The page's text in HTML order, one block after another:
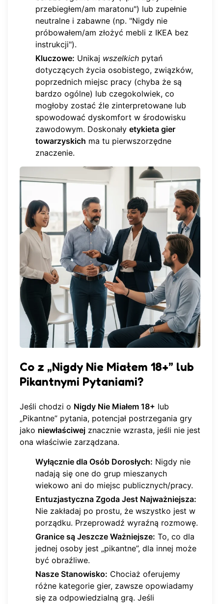
przebiegłem/am maratonu") lub zupełnie
neutralne i zabawne (np. "Nigdy nie
próbowałem/am złożyć mebli z IKEA bez
instrukcji").
Kluczowe: Unikaj wszelkich pytań
dotyczących życia osobistego, związków,
poprzednich miejsc pracy (chyba że są
bardzo ogólne) lub czegokolwiek, co
mogłoby zostać źle zinterpretowane lub
spowodować dyskomfort w środowisku
zawodowym. Doskonały etykieta gier
towarzyskich ma tu pierwszorzędne
znaczenie.
Co z „Nigdy Nie Miałem 18+” lub
Pikantnymi Pytaniami?
Jeśli chodzi o Nigdy Nie Miałem 18+ lub
„Pikantne” pytania, potencjał postrzegania gry
jako niewłaściwej znacznie wzrasta, jeśli nie jest
ona właściwie zarządzana.
Wyłącznie dla Osób Dorosłych: Nigdy nie
nadają się one do grup mieszanych
wiekowo ani do miejsc publicznych/pracy.
Entuzjastyczna Zgoda Jest Najważniejsza:
Nie zakładaj po prostu, że wszystko jest w
porządku. Przeprowadź wyraźną rozmowę.
Granice są Jeszcze Ważniejsze: To, co dla
jednej osoby jest „pikantne”, dla innej może
być obraźliwe.
Nasze Stanowisko: Chociaż oferujemy
różne kategorie gier, zawsze opowiadamy
się za odpowiedzialną grą. Jeśli